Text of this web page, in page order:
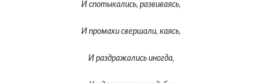
И спотыкались, развиваясь,
И промахи свершали, каясь,
И раздражались иногда,